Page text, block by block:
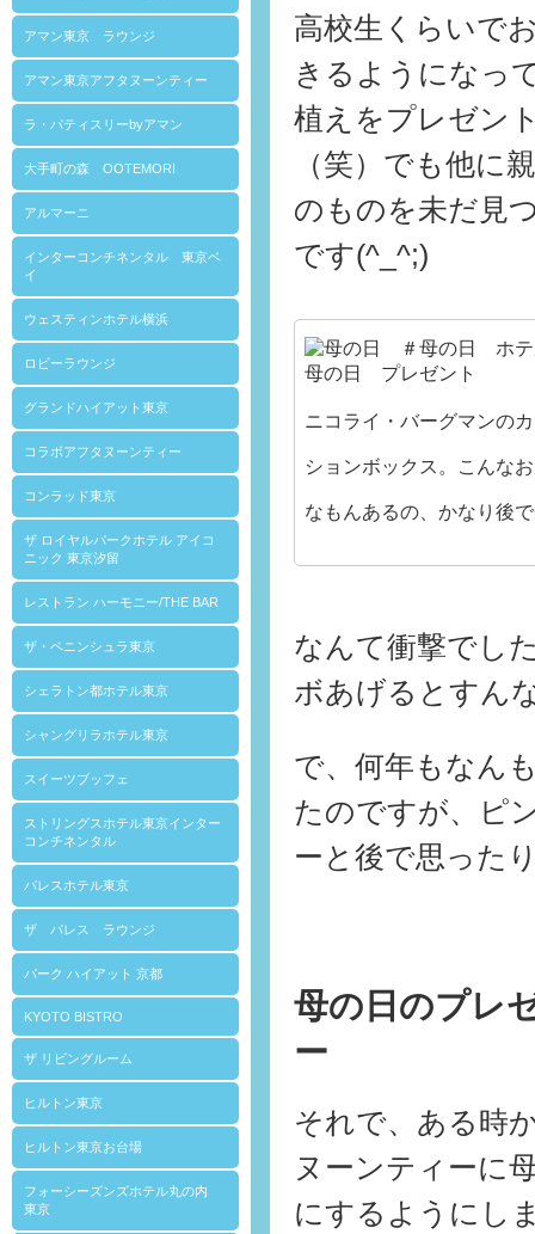
アマン東京 ラウンジ
アマン東京アフタヌーンティー
ラ・パティスリーbyアマン
大手町の森 OOTEMORI
アルマーニ
インターコンチネンタル 東京ベ
イ
ウェスティンホテル横浜
ロビーラウンジ
グランドハイアット東京
コラボアフタヌーンティー
コンラッド東京
ザ ロイヤルパークホテル アイコ
ニック 東京汐留
レストラン ハーモニー/THE BAR
ザ・ペニンシュラ東京
シェラトン都ホテル東京
シャングリラホテル東京
スイーツブッフェ
ストリングスホテル東京インター
コンチネンタル
パレスホテル東京
ザ パレス ラウンジ
パーク ハイアット 京都
KYOTO BISTRO
ザ リビングルーム
ヒルトン東京
ヒルトン東京お台場
フォーシーズンズホテル丸の内
東京
高校生くらいで
きるようになっ
植えをプレゼン
（笑）でも他に
のものを未だ見
です(^_^;)
ニコライ・バーグマンの
ションボックス。こんな
なもんあるの、かなり後
なんて衝撃でし
ボあげるとすん
で、何年もなん
たのですが、ピ
ーと後で思った
母の日のプレ
ー
それで、ある時
ヌーンティーに
にするようにし